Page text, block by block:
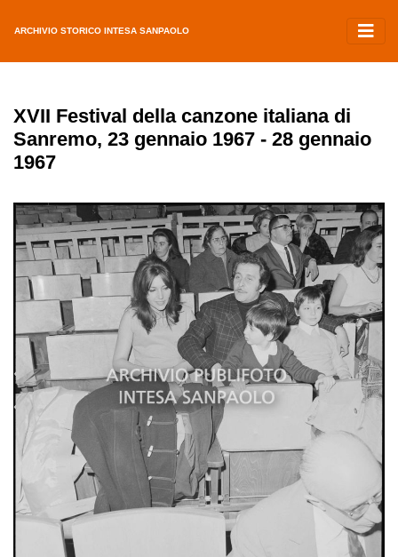
ARCHIVIO STORICO INTESA SANPAOLO
XVII Festival della canzone italiana di
Sanremo, 23 gennaio 1967 - 28 gennaio
1967